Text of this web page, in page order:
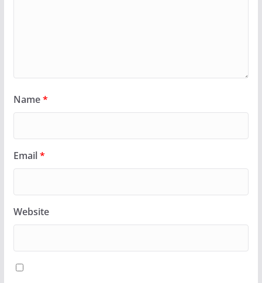
Name*
Email*
Website